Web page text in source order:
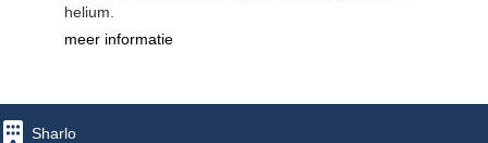
helium.
meer informatie
Sharlo